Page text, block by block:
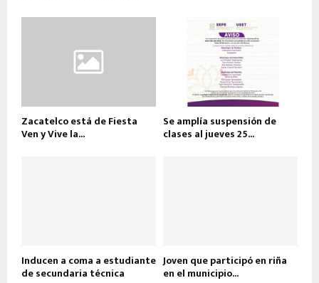
Zacatelco está de Fiesta
Ven y Vive la...
Se amplía suspensión de
clases al jueves 25...
Inducen a coma a estudiante
de secundaria técnica
Joven que participó en riña
en el municipio...